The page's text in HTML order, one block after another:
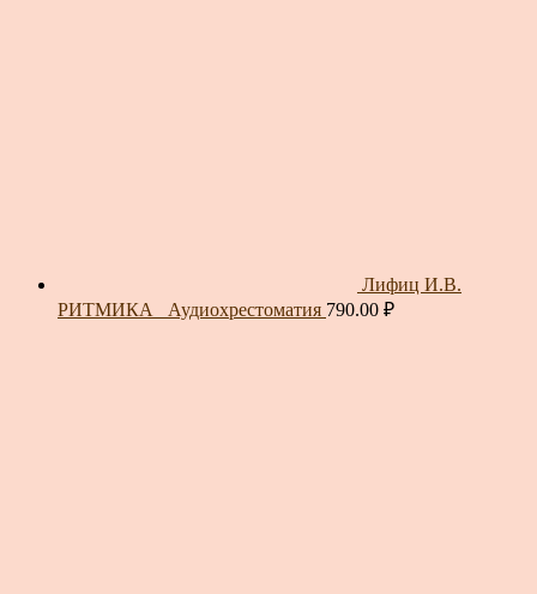
Лифиц И.В.
РИТМИКА_ Аудиохрестоматия 790.00 ₽